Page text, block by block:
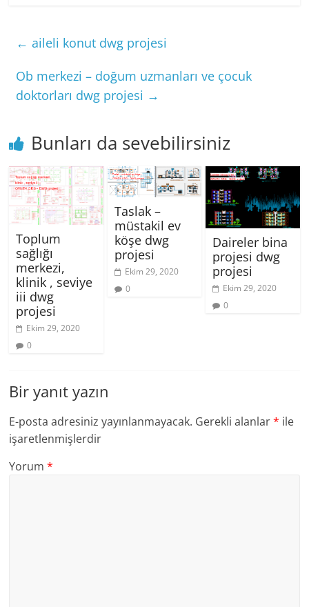
← aileli konut dwg projesi
Ob merkezi – doğum uzmanları ve çocuk
doktorları dwg projesi →
Bunları da sevebilirsiniz
Toplum
sağlığı
merkezi,
klinik , seviye
iii dwg
projesi
Ekim 29, 2020
0
Taslak –
müstakil ev
köşe dwg
projesi
Ekim 29, 2020
0
Daireler bina
projesi dwg
projesi
Ekim 29, 2020
0
Bir yanıt yazın
E-posta adresiniz yayınlanmayacak. Gerekli alanlar* ile
işaretlenmişlerdir
Yorum*